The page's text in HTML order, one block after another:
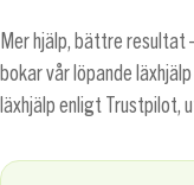
Mer hjälp, bättre resultat
bokar vår löpande
läxhjälp enligt Trustpilot,